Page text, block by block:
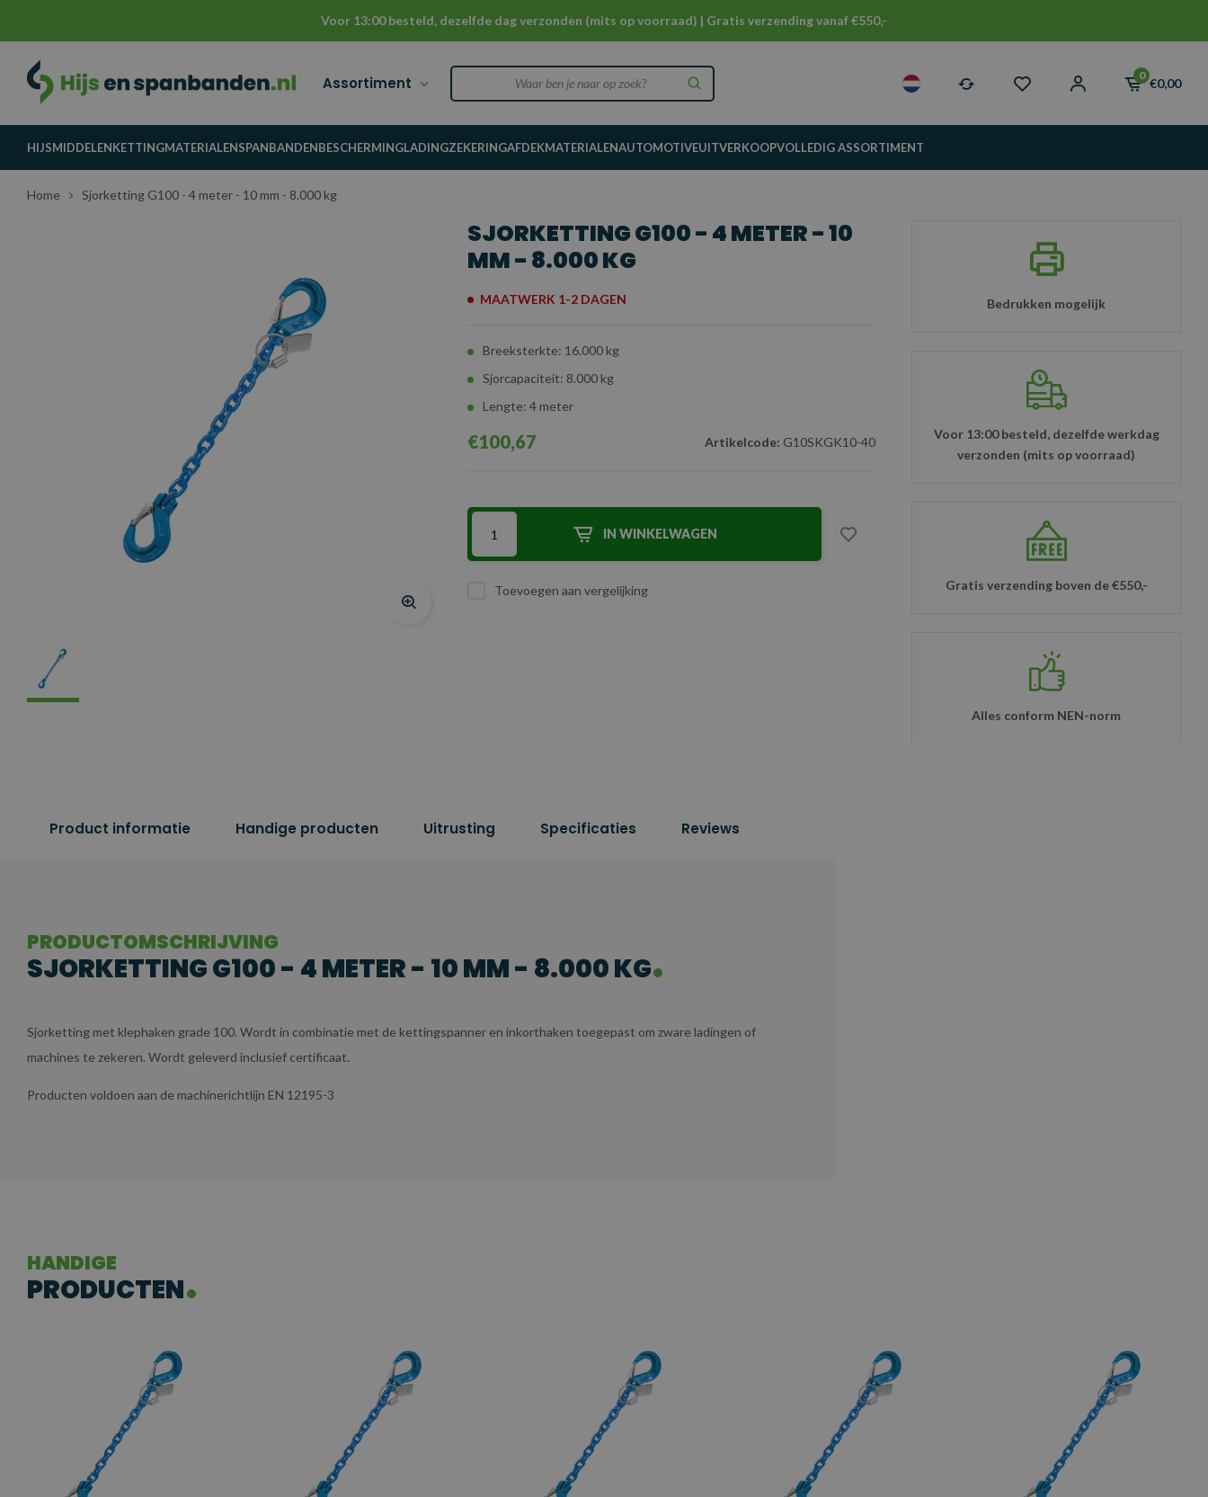
Voor 13:00 besteld, dezelfde dag verzonden (mits op voorraad) | Gratis verzending vanaf €550,-
Assortiment 0
€0,00
HIJSMIDDELENKETTINGMATERIALENSPANBANDENBESCHERMINGLADINGZEKERINGAFDEKMATERIALENAUTOMOTIVEUITVERKOOPVOLLEDIG ASSORTIMENT
Home Sjorketting G100 - 4 meter - 10 mm - 8.000 kg
SJORKETTING G100 - 4 METER - 10
MM - 8.000 KG
MAATWERK 1-2 DAGEN
Breeksterkte: 16.000 kg
Sjorcapaciteit: 8.000 kg
Lengte: 4 meter
€100,67 Artikelcode: G10SKGK10-40
IN WINKELWAGEN
Toevoegen aan vergelijking
Bedrukken mogelijk
Voor 13:00 besteld, dezelfde werkdag
verzonden (mits op voorraad)
Gratis verzending boven de €550,-
Alles conform NEN-norm
Product informatie Handige producten Uitrusting Specificaties Reviews
PRODUCTOMSCHRIJVING
SJORKETTING G100 - 4 METER - 10 MM - 8.000 KG
Sjorketting met klephaken grade 100. Wordt in combinatie met de kettingspanner en inkorthaken toegepast om zware ladingen of
machines te zekeren. Wordt geleverd inclusief certificaat.
Producten voldoen aan de machinerichtlijn EN 12195-3
HANDIGE
PRODUCTEN